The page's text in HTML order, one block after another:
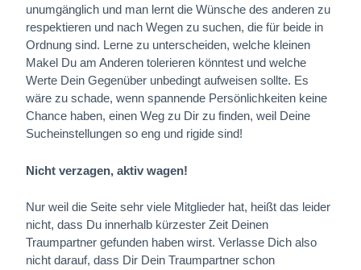
unumgänglich und man lernt die Wünsche des anderen zu
respektieren und nach Wegen zu suchen, die für beide in
Ordnung sind. Lerne zu unterscheiden, welche kleinen
Makel Du am Anderen tolerieren könntest und welche
Werte Dein Gegenüber unbedingt aufweisen sollte. Es
wäre zu schade, wenn spannende Persönlichkeiten keine
Chance haben, einen Weg zu Dir zu finden, weil Deine
Sucheinstellungen so eng und rigide sind!
Nicht verzagen, aktiv wagen!
Nur weil die Seite sehr viele Mitglieder hat, heißt das leider
nicht, dass Du innerhalb kürzester Zeit Deinen
Traumpartner gefunden haben wirst. Verlasse Dich also
nicht darauf, dass Dir Dein Traumpartner schon